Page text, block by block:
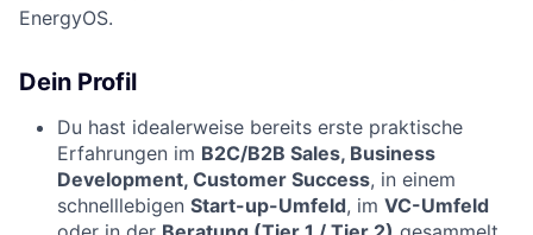
EnergyOS.
Dein Profil
Du hast idealerweise bereits erste praktische
Erfahrungen im B2C/B2B Sales, Business
Development, Customer Success, in einem
schnelllebigen Start-up-Umfeld, im VC-Umfeld